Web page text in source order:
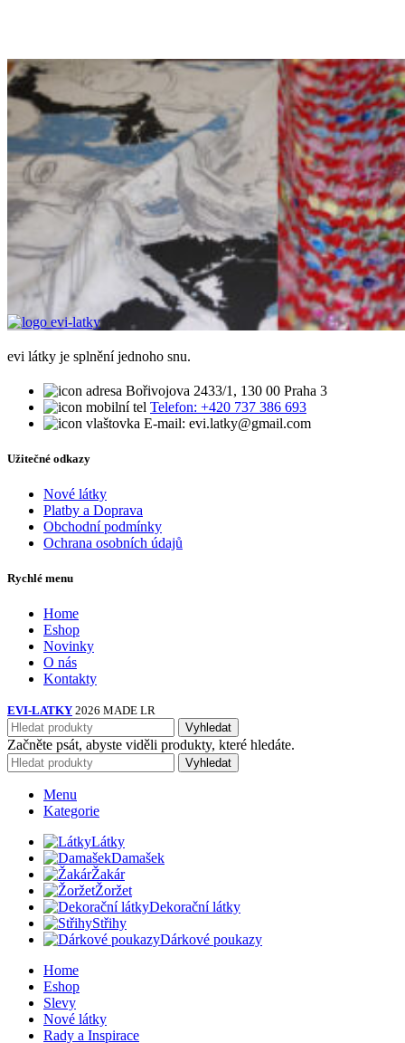
evi látky je splnění jednoho snu.
Bořivojova 2433/1, 130 00 Praha 3
Telefon: +420 737 386 693
E-mail: evi.latky@gmail.com
Užitečné odkazy
Nové látky
Platby a Doprava
Obchodní podmínky
Ochrana osobních údajů
Rychlé menu
Home
Eshop
Novinky
O nás
Kontakty
EVI-LATKY 2026 MADE LR
Vyhledat
Začněte psát, abyste viděli produkty, které hledáte.
Vyhledat
Menu
Kategorie
Látky
Damašek
Žakár
Žoržet
Dekorační látky
Střihy
Dárkové poukazy
Home
Eshop
Slevy
Nové látky
Rady a Inspirace